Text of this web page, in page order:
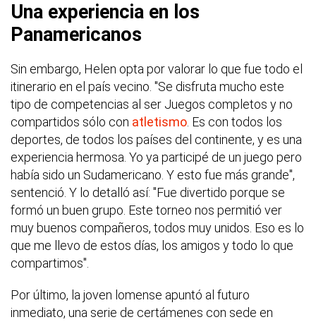
Una experiencia en los
Panamericanos
Sin embargo, Helen opta por valorar lo que fue todo el
itinerario en el país vecino. "Se disfruta mucho este
tipo de competencias al ser Juegos completos y no
compartidos sólo con atletismo . Es con todos los
deportes, de todos los países del continente, y es una
experiencia hermosa. Yo ya participé de un juego pero
había sido un Sudamericano. Y esto fue más grande",
sentenció. Y lo detalló así: "Fue divertido porque se
formó un buen grupo. Este torneo nos permitió ver
muy buenos compañeros, todos muy unidos. Eso es lo
que me llevo de estos días, los amigos y todo lo que
compartimos".
Por último, la joven lomense apuntó al futuro
inmediato, una serie de certámenes con sede en